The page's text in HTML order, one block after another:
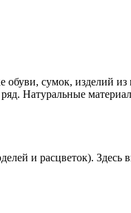
сумок, изделий
Натуральные
и расцветок).